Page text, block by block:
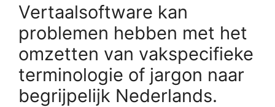
Vertaalsoftware kan
problemen hebben met het
omzetten van vakspecifieke
terminologie of jargon naar
begrijpelijk Nederlands.